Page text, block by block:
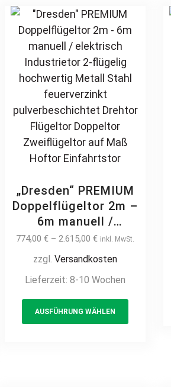
Schmuckzaun
Zierzaun Zierspitzen
Rundbogen günstig
options
chosen
the
„Dresden“ PREMIUM
Doppelflügeltor 2m –
6m manuell /
elektrisch
Industrietor 2-
flügelig hochwertig
Metall Stahl
feuerverzinkt
pulverbeschichtet
774,00€ –2.615,00€ inkl. MwSt.
zzgl.Versandkosten
Lieferzeit:8-10 Wochen
AUSFÜHRUNG WÄHLEN
This